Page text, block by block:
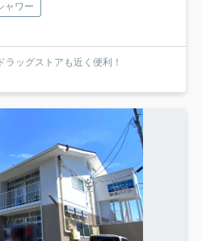
ャワー
ラッグストアも近く便利！